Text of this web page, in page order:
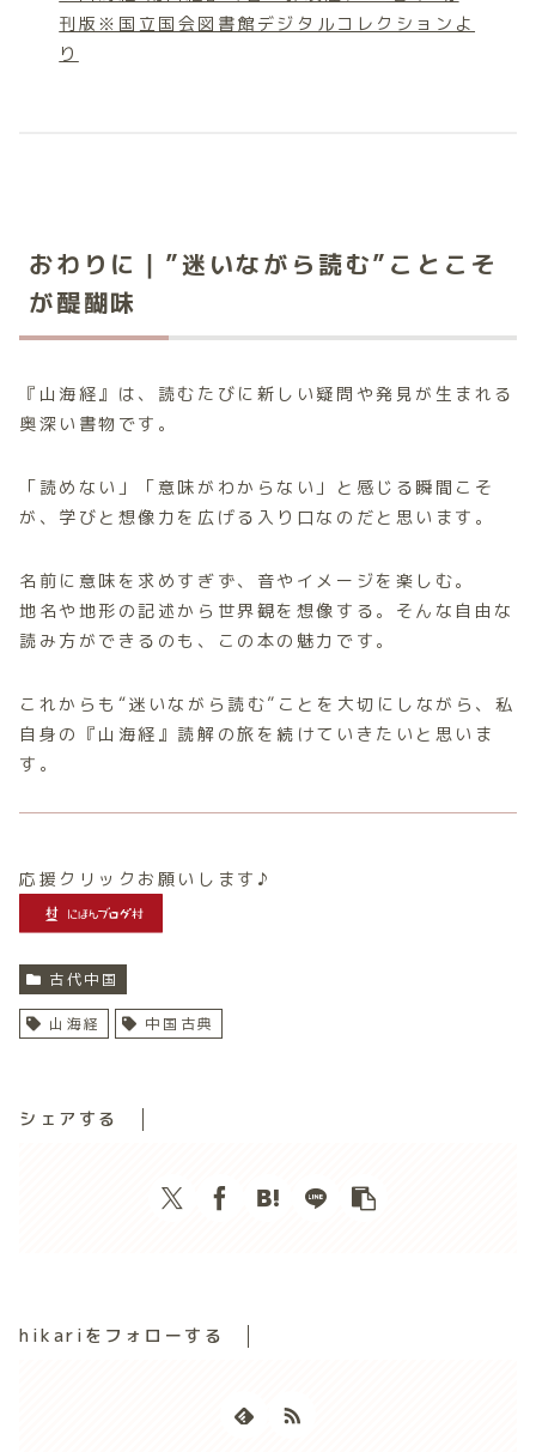
刊版※国立国会図書館デジタルコレクションよ
り
おわりに｜”迷いながら読む”ことこそ
が醍醐味
『山海経』は、読むたびに新しい疑問や発見が生まれる
奥深い書物です。
「読めない」「意味がわからない」と感じる瞬間こそ
が、学びと想像力を広げる入り口なのだと思います。
名前に意味を求めすぎず、音やイメージを楽しむ。
地名や地形の記述から世界観を想像する。そんな自由な
読み方ができるのも、この本の魅力です。
これからも“迷いながら読む”ことを大切にしながら、私
自身の『山海経』読解の旅を続けていきたいと思いま
す。
応援クリックお願いします♪
古代中国
山海経 中国古典
シェアする
hikariをフォローする